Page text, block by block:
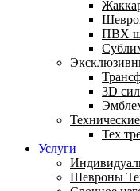
ПВХ
3D
Тех
Услуги
Шевроны